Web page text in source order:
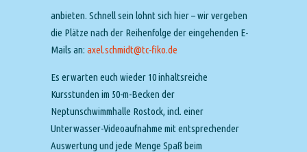
anbieten. Schnell sein lohnt sich hier – wir vergeben
die Plätze nach der Reihenfolge der eingehenden E-
Mails an: axel.schmidt@tc-fiko.de
Es erwarten euch wieder 10 inhaltsreiche
Kursstunden im 50-m-Becken der
Neptunschwimmhalle Rostock, incl. einer
Unterwasser-Videoaufnahme mit entsprechender
Auswertung und jede Menge Spaß beim